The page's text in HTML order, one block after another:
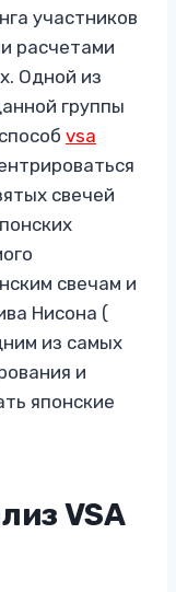
участников
расчетами
Одной из
группы
vsa
свечей
свечам и
Нисона (
из самых
и
японские
VSA